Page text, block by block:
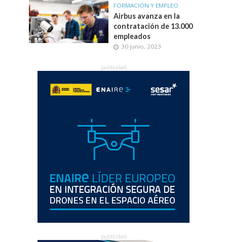
FORMACIÓN Y EMPLEO
Airbus avanza en la
contratación de 13.000
empleados
30 junio, 2023